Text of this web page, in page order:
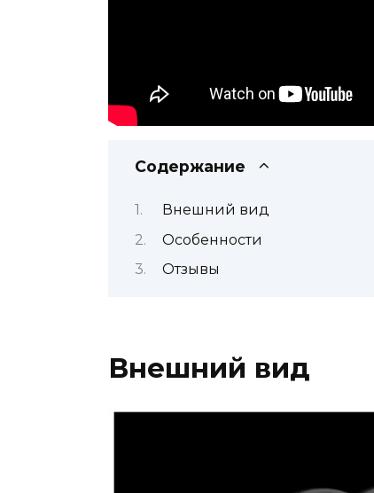
Содержание
Внешний вид
Особенности
Отзывы
Внешний вид